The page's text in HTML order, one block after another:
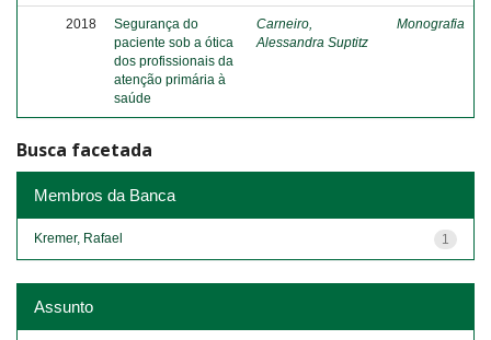
2018
Segurança do
paciente sob a ótica
dos profissionais da
atenção primária à
saúde
Carneiro,
Alessandra Suptitz
Monografia
Busca facetada
Membros da Banca
1
Kremer, Rafael
Assunto